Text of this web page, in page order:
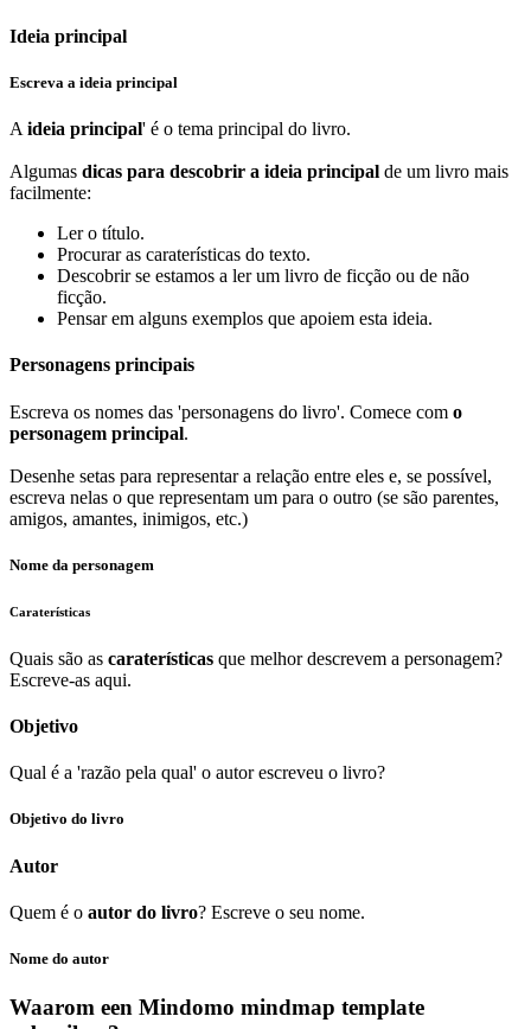
Ideia principal
Escreva a ideia principal
A ideia principal' é o tema principal do livro.
Algumas dicas para descobrir a ideia principal de um livro mais
facilmente:
Ler o título.
Procurar as caraterísticas do texto.
Descobrir se estamos a ler um livro de ficção ou de não
ficção.
Pensar em alguns exemplos que apoiem esta ideia.
Personagens principais
Escreva os nomes das 'personagens do livro'. Comece com o
personagem principal.
Desenhe setas para representar a relação entre eles e, se possível,
escreva nelas o que representam um para o outro (se são parentes,
amigos, amantes, inimigos, etc.)
Nome da personagem
Caraterísticas
Quais são as caraterísticas que melhor descrevem a personagem?
Escreve-as aqui.
Objetivo
Qual é a 'razão pela qual' o autor escreveu o livro?
Objetivo do livro
Autor
Quem é o autor do livro? Escreve o seu nome.
Nome do autor
Waarom een Mindomo mindmap template